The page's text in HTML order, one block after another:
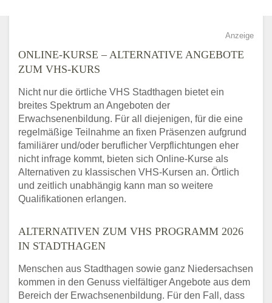
Anzeige
ONLINE-KURSE – ALTERNATIVE ANGEBOTE
ZUM VHS-KURS
Nicht nur die örtliche VHS Stadthagen bietet ein
breites Spektrum an Angeboten der
Erwachsenenbildung. Für all diejenigen, für die eine
regelmäßige Teilnahme an fixen Präsenzen aufgrund
familiärer und/oder beruflicher Verpflichtungen eher
nicht infrage kommt, bieten sich Online-Kurse als
Alternativen zu klassischen VHS-Kursen an. Örtlich
und zeitlich unabhängig kann man so weitere
Qualifikationen erlangen.
ALTERNATIVEN ZUM VHS PROGRAMM 2026
IN STADTHAGEN
Menschen aus Stadthagen sowie ganz Niedersachsen
kommen in den Genuss vielfältiger Angebote aus dem
Bereich der Erwachsenenbildung. Für den Fall, dass